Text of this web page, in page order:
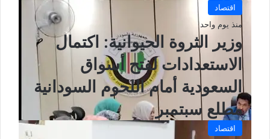
اقتصاد
منذ يوم واحد
وزير الثروة الحيوانية: اكتمال
الاستعدادات لفتح أسواق
السعودية أمام اللحوم السودانية
مطلع سبتمبر
اقتصاد